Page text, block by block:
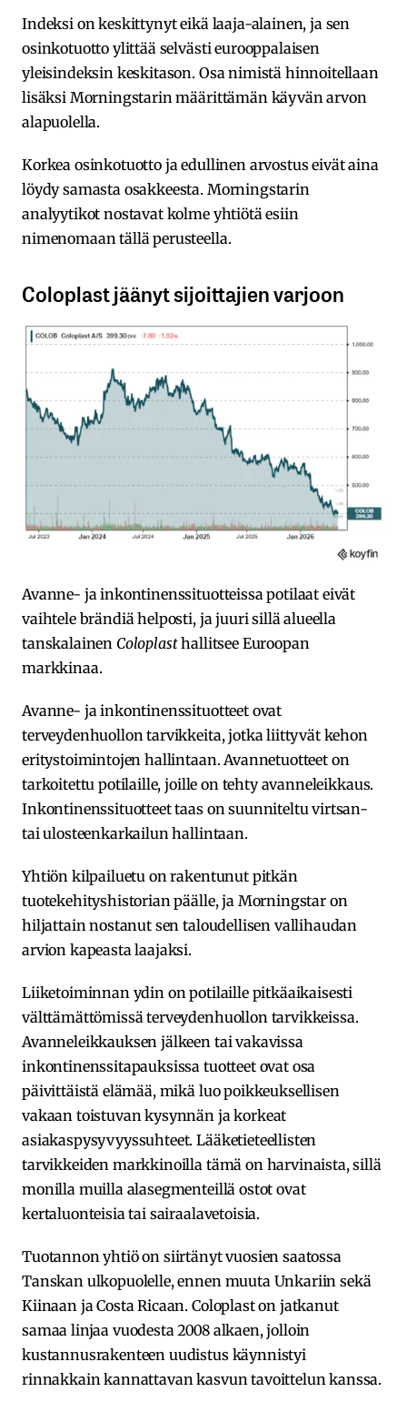
Indeksi on keskittynyt eikä laaja-alainen, ja sen
osinkotuotto ylittää selvästi eurooppalaisen
yleisindeksin keskitason. Osa nimistä hinnoitellaan
lisäksi Morningstarin määrittämän käyvän arvon
alapuolella.
Korkea osinkotuotto ja edullinen arvostus eivät aina
löydy samasta osakkeesta. Morningstarin
analyytikot nostavat kolme yhtiötä esiin
nimenomaan tällä perusteella.
Coloplast jäänyt sijoittajien varjoon
Avanne- ja inkontinenssituotteissa potilaat eivät
vaihtele brändiä helposti, ja juuri sillä alueella
tanskalainen Coloplasthallitsee Euroopan
markkinaa.
Avanne- ja inkontinenssituotteet ovat
terveydenhuollon tarvikkeita, jotka liittyvät kehon
eritystoimintojen hallintaan. Avannetuotteet on
tarkoitettu potilaille, joille on tehty avanneleikkaus.
Inkontinenssituotteet taas on suunniteltu virtsan-
tai ulosteenkarkailun hallintaan.
Yhtiön kilpailuetu on rakentunut pitkän
tuotekehityshistorian päälle, ja Morningstar on
hiljattain nostanut sen taloudellisen vallihaudan
arvion kapeasta laajaksi.
Liiketoiminnan ydin on potilaille pitkäaikaisesti
välttämättömissä terveydenhuollon tarvikkeissa.
Avanneleikkauksen jälkeen tai vakavissa
inkontinenssitapauksissa tuotteet ovat osa
päivittäistä elämää, mikä luo poikkeuksellisen
vakaan toistuvan kysynnän ja korkeat
asiakaspysyvyyssuhteet. Lääketieteellisten
tarvikkeiden markkinoilla tämä on harvinaista, sillä
monilla muilla alasegmenteillä ostot ovat
kertaluonteisia tai sairaalavetoisia.
Tuotannon yhtiö on siirtänyt vuosien saatossa
Tanskan ulkopuolelle, ennen muuta Unkariin sekä
Kiinaan ja Costa Ricaan. Coloplast on jatkanut
samaa linjaa vuodesta 2008 alkaen, jolloin
kustannusrakenteen uudistus käynnistyi
rinnakkain kannattavan kasvun tavoittelun kanssa.